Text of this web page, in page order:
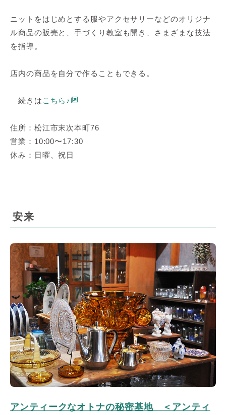
ニットをはじめとする服やアクセサリーなどのオリジナ
ル商品の販売と、手づくり教室も開き、さまざまな技法
を指導。
店内の商品を自分で作ることもできる。
続きは こちら♪
住所：松江市末次本町76
営業：10:00〜17:30
休み：日曜、祝日
安来
アンティークなオトナの秘密基地 ＜アンティ